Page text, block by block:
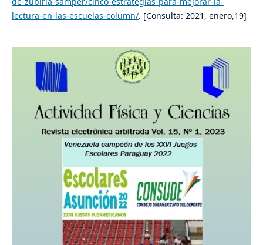
lectura-en-las-escuelas-column/. [Consulta: 2021, enero,19]